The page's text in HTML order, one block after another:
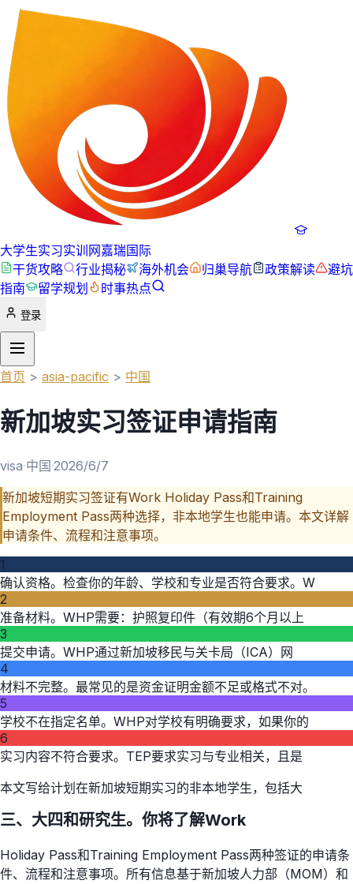
大学生实习实训网嘉瑞国际
干货攻略
行业揭秘 海外机会 归巢导航 政策解读
避坑
指南
留学规划 时事热点
登录
首页 > asia-pacific > 中国
新加坡实习签证申请指南
visa·中国·2026/6/7
新加坡短期实习签证有Work Holiday Pass和Training
Employment Pass两种选择，非本地学生也能申请。本文详解
申请条件、流程和注意事项。
1
确认资格。检查你的年龄、学校和专业是否符合要求。W
2
准备材料。WHP需要：护照复印件（有效期6个月以上
3
提交申请。WHP通过新加坡移民与关卡局（ICA）网
4
材料不完整。最常见的是资金证明金额不足或格式不对。
5
学校不在指定名单。WHP对学校有明确要求，如果你的
6
实习内容不符合要求。TEP要求实习与专业相关，且是
本文写给计划在新加坡短期实习的非本地学生，包括大
三、大四和研究生。你将了解Work
Holiday Pass和Training Employment Pass两种签证的申请条
件、流程和注意事项。所有信息基于新加坡人力部（MOM）和